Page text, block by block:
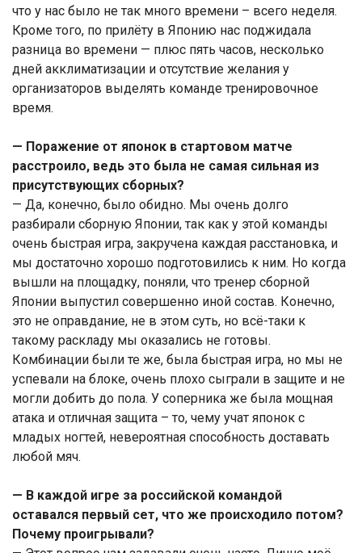
что у нас было не так много времени – всего неделя.
Кроме того, по прилёту в Японию нас поджидала
разница во времени — плюс пять часов, несколько
дней акклиматизации и отсутствие желания у
организаторов выделять команде тренировочное
время.
— Поражение от японок в стартовом матче
расстроило, ведь это была не самая сильная из
присутствующих сборных?
— Да, конечно, было обидно. Мы очень долго
разбирали сборную Японии, так как у этой команды
очень быстрая игра, закручена каждая расстановка, и
мы достаточно хорошо подготовились к ним. Но когда
вышли на площадку, поняли, что тренер сборной
Японии выпустил совершенно иной состав. Конечно,
это не оправдание, не в этом суть, но всё-таки к
такому раскладу мы оказались не готовы.
Комбинации были те же, была быстрая игра, но мы не
успевали на блоке, очень плохо сыграли в защите и не
могли добить до пола. У соперника же была мощная
атака и отличная защита – то, чему учат японок с
младых ногтей, невероятная способность доставать
любой мяч.
— В каждой игре за российской командой
оставался первый сет, что же происходило потом?
Почему проигрывали?